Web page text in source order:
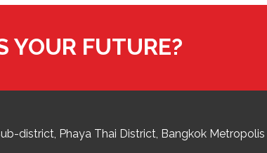
YOUR FUTURE?
district Phaya Thai District, Bangkok Metropolis